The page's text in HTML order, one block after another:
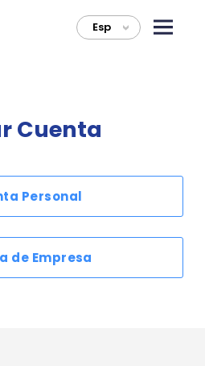
Esp >
Cuenta
Personal
de Empresa